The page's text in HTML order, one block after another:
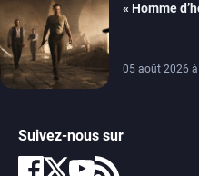
« Homme
05 août 2026
Suivez-nous sur